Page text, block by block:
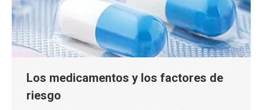
Los medicamentos y los factores de
riesgo